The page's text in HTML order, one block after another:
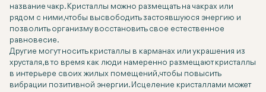
название чакр. Кристаллы можно размещать на чакрах или
рядом с ними, чтобы высвободить застоявшуюся энергию и
позволить организму восстановить свое естественное
равновесие.
Другие могут носить кристаллы в карманах или украшения из
хрусталя, в то время как люди намеренно размещают кристаллы
в интерьере своих жилых помещений, чтобы повысить
вибрации позитивной энергии. Исцеление кристаллами может